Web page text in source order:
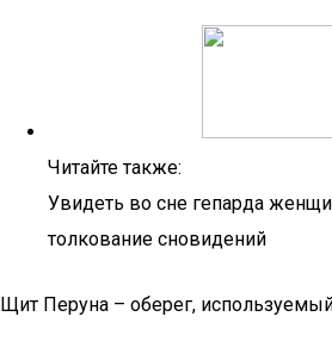
Читайте также:
Увидеть во сне гепарда
толкование сновидений
Щит Перуна – оберег,